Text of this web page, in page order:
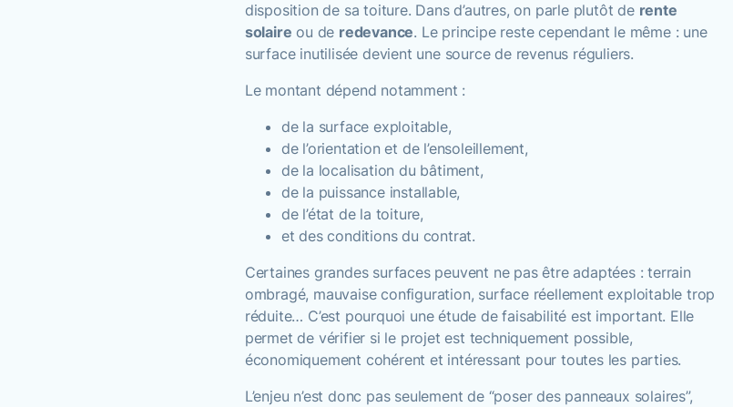
disposition de sa toiture. Dans d’autres, on parle plutôt de rente
solaire ou de redevance. Le principe reste cependant le même : une
surface inutilisée devient une source de revenus réguliers.
Le montant dépend notamment :
de la surface exploitable,
de l’orientation et de l’ensoleillement,
de la localisation du bâtiment,
de la puissance installable,
de l’état de la toiture,
et des conditions du contrat.
Certaines grandes surfaces peuvent ne pas être adaptées : terrain
ombragé, mauvaise configuration, surface réellement exploitable trop
réduite… C’est pourquoi une étude de faisabilité est important. Elle
permet de vérifier si le projet est techniquement possible,
économiquement cohérent et intéressant pour toutes les parties.
L’enjeu n’est donc pas seulement de “poser des panneaux solaires”,